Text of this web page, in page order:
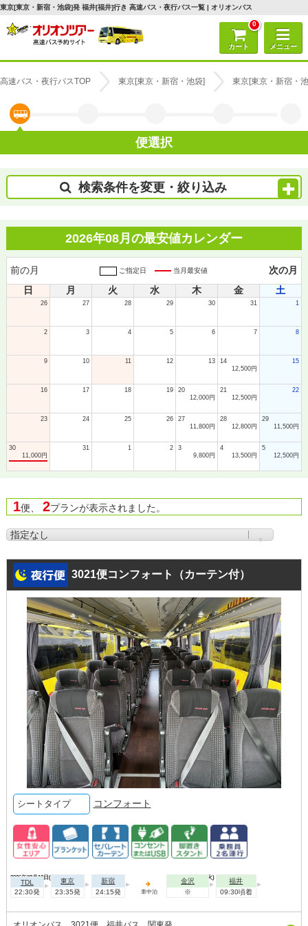
東京[東京・新宿・池袋]発 福井[福井]行き 高速バス・夜行バス一覧 | オリオンバス
0
カート メニュー
高速バス・夜行バスTOP 東京[東京・新宿・池袋] 東京[東京・新宿・
便選択
検索条件を変更・絞り込み
2026年08月の最安値カレンダー
前の月 ご指定日 当月最安値
次の月
日
月 火 水 木 金 土
26 27 28 29 30 31 1
2 3 4 5 6 7 8
9 10 11 12 13
14
12,500円
15
16 17 18 19
20
12,000円
21
12,500円
22
23 24 25 26
27
11,800円
28
12,800円
29
11,500円
30
11,000円
31 1 2
3
9,800円
4
13,500円
5
12,500円
1便、 2プランが表示されました。
3021便コンフォート（カーテン付）
シートタイプ コンフォート
2026年08月10日(月)
TDL
22:30発
東京
23:35発
新宿
24:15発
車中泊
2026年08月11日(火)
金沢
※
福井
09:30頃着